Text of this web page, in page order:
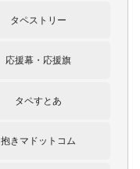
タペストリー
応援幕・応援旗
タペすとあ
抱きマドットコム